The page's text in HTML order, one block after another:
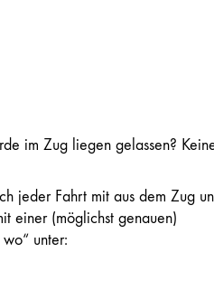
im Zug liegen gelassen?
jeder Fahrt mit aus dem Zug
einer (möglichst genauen)
unter: